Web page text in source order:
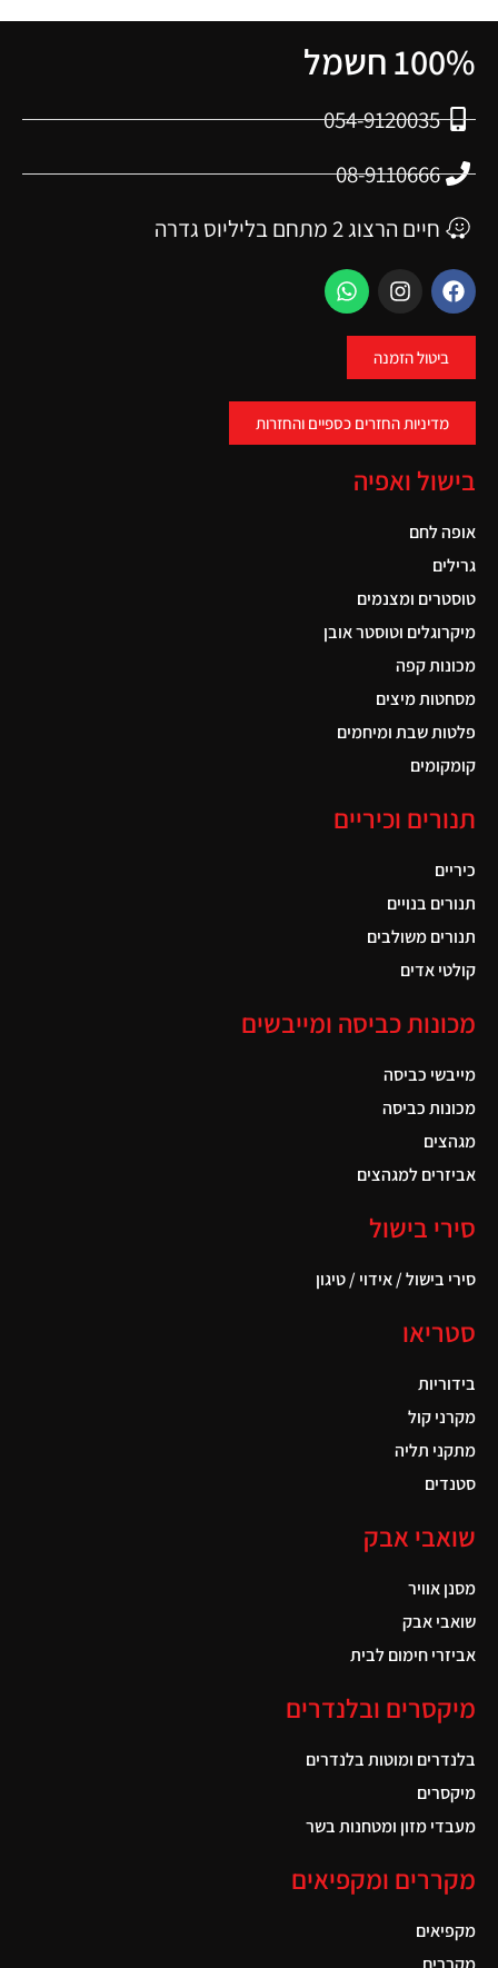
100% חשמל
054-9120035
08-9110666
חיים הרצוג 2 מתחם בליליוס גדרה
ביטול הזמנה
מדיניות החזרים כספיים והחזרות
בישול ואפיה
אופה לחם
גרילים
טוסטרים ומצנמים
מיקרוגלים וטוסטר אובן
מכונות קפה
מסחטות מיצים
פלטות שבת ומיחמים
קומקומים
תנורים וכיריים
כיריים
תנורים בנויים
תנורים משולבים
קולטי אדים
מכונות כביסה ומייבשים
מייבשי כביסה
מכונות כביסה
מגהצים
אביזרים למגהצים
סירי בישול
סירי בישול / אידוי / טיגון
סטריאו
בידוריות
מקרני קול
מתקני תליה
סטנדים
שואבי אבק
מסנן אוויר
שואבי אבק
אביזרי חימום לבית
מיקסרים ובלנדרים
בלנדרים ומוטות בלנדרים
מיקסרים
מעבדי מזון ומטחנות בשר
מקררים ומקפיאים
מקפיאים